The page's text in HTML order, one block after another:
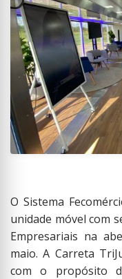
O Sistema
unidade móvel com
Empresariais na
maio. A Carreta
com o propósito